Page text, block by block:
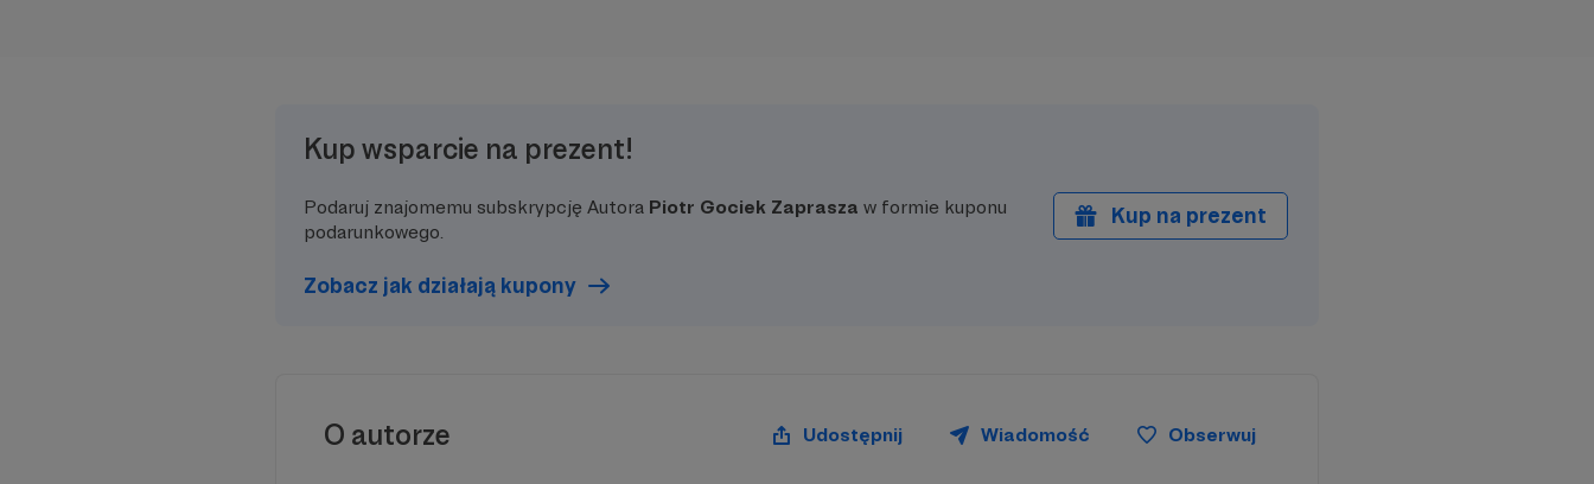
Kup wsparcie na prezent!
Podaruj znajomemu subskrypcję Autora Piotr Gociek Zaprasza w formie kuponu
podarunkowego.
Zobacz jak działają kupony
Kup na prezent
O autorze Udostępnij Wiadomość Obserwuj